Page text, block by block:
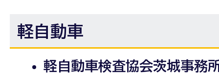
軽自動車
軽自動車検査協会茨城事務